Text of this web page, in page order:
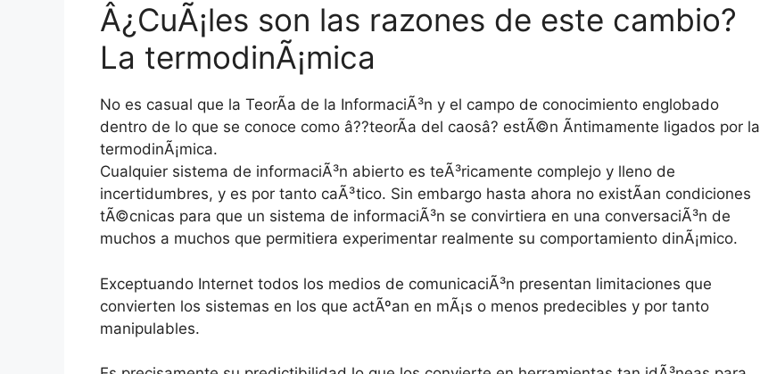
Â¿CuÃ¡les son las razones de este cambio?
La termodinÃ¡mica
No es casual que la TeorÃ­a de la InformaciÃ³n y el campo de conocimiento englobado
dentro de lo que se conoce como â??teorÃ­a del caosâ? estÃ©n Ã­ntimamente ligados por la
termodinÃ¡mica.
Cualquier sistema de informaciÃ³n abierto es teÃ³ricamente complejo y lleno de
incertidumbres, y es por tanto caÃ³tico. Sin embargo hasta ahora no existÃ­an condiciones
tÃ©cnicas para que un sistema de informaciÃ³n se convirtiera en una conversaciÃ³n de
muchos a muchos que permitiera experimentar realmente su comportamiento dinÃ¡mico.
Exceptuando Internet todos los medios de comunicaciÃ³n presentan limitaciones que
convierten los sistemas en los que actÃºan en mÃ¡s o menos predecibles y por tanto
manipulables.